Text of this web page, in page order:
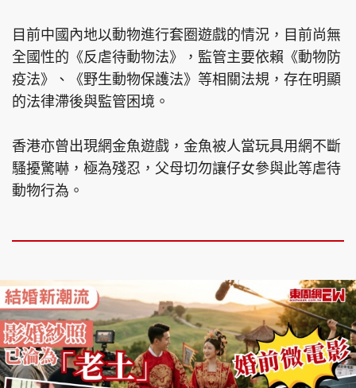
目前中國內地以動物進行套圈遊戲的情況，目前尚無
全國性的《反虐待動物法》，監管主要依賴《動物防
疫法》、《野生動物保護法》等相關法規，存在明顯
的法律滯後與監管困境。
香港亦曾出現網金魚遊戲，金魚被人當玩具用網不斷
騷擾驚嚇，極為殘忍，父母切勿讓仔女參與此等虐待
動物行為。